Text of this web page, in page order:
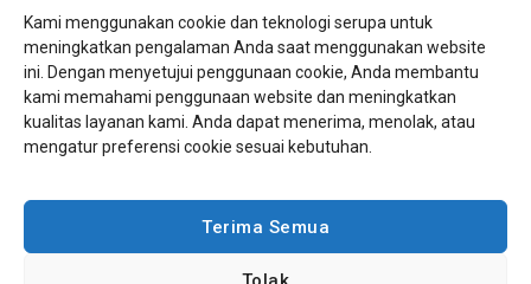
Kami menggunakan cookie dan teknologi serupa untuk
meningkatkan pengalaman Anda saat menggunakan website
ini. Dengan menyetujui penggunaan cookie, Anda membantu
kami memahami penggunaan website dan meningkatkan
kualitas layanan kami. Anda dapat menerima, menolak, atau
mengatur preferensi cookie sesuai kebutuhan.
Terima Semua
Pusat Sukabumi
Sukamanis, Kadudampit, Sukabumi
Cabang Jakarta
Kembangan, Jakarta Barat
Sektor A3, Tangerang Selatan